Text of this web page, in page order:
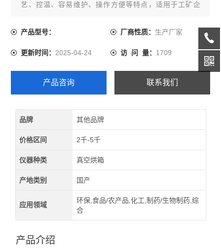
艺、控温、容易维护、操作方便等特点，适用于工矿企
蜡、热处理之用。
产品型号： 厂商性质： 生产厂家
更新时间：2025-04-24 访 问 量： 1709
产品咨询 联系我们
品牌 其他品牌
价格区间 2千-5千
仪器种类 真空烘箱
产地类别 国产
应用领域
环保,食品/农产品,化工,制药/生物制药,综
合
产品介绍